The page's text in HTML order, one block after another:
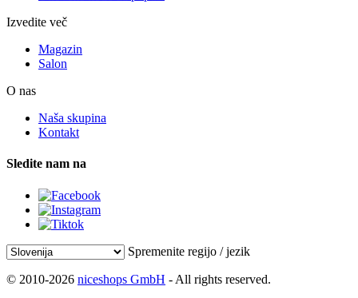
Izvedite več
Magazin
Salon
O nas
Naša skupina
Kontakt
Sledite nam na
Spremenite regijo / jezik
© 2010-2026 niceshops GmbH - All rights reserved.